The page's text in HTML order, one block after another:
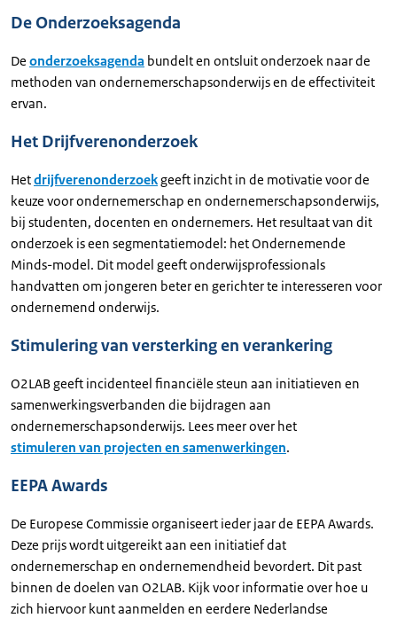
De Onderzoeksagenda
De onderzoeksagenda bundelt en ontsluit onderzoek naar de
methoden van ondernemerschapsonderwijs en de effectiviteit
ervan.
Het Drijfverenonderzoek
Hetdrijfverenonderzoekgeeft inzicht in de motivatie voor de
keuze voor ondernemerschap en ondernemerschapsonderwijs,
bij studenten, docenten en ondernemers. Het resultaat van dit
onderzoek is een segmentatiemodel: het Ondernemende
Minds-model. Dit model geeft onderwijsprofessionals
handvatten om jongeren beter en gerichter te interesseren voor
ondernemend onderwijs.
Stimulering van versterking en verankering
O2LAB geeft incidenteel financiële steun aan initiatieven en
samenwerkingsverbanden die bijdragen aan
ondernemerschapsonderwijs. Lees meer over het
stimuleren van projecten en samenwerkingen.
EEPA Awards
De Europese Commissie organiseert ieder jaar de EEPA Awards.
Deze prijs wordt uitgereikt aan een initiatief dat
ondernemerschap en ondernemendheid bevordert. Dit past
binnen de doelen van O2LAB. Kijk voor informatie over hoe u
zich hiervoor kunt aanmelden en eerdere Nederlandse